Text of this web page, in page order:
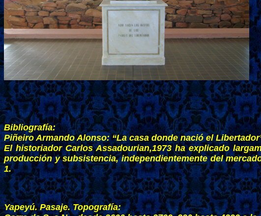
Bibliografía:
Piñeiro Armando Alonso: “La casa donde nació el
El historiador Carlos Assadourian,1973 ha explicado
producción y subsistencia, independientemente del
1.
Yapeyú. Pasaje. Topografía: